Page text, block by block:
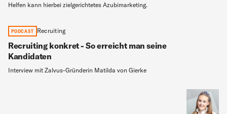
Helfen kann hierbei zielgerichtetes Azubimarketing.
PODCAST Recruiting
Recruiting konkret - So erreicht man seine
Kandidaten
Interview mit Zalvus-Gründerin Matilda von Gierke